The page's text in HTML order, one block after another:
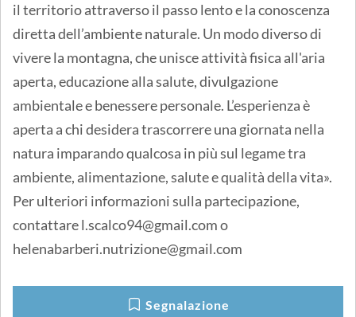
il territorio attraverso il passo lento e la conoscenza
diretta dell’ambiente naturale. Un modo diverso di
vivere la montagna, che unisce attività fisica all'aria
aperta, educazione alla salute, divulgazione
ambientale e benessere personale. L’esperienza è
aperta a chi desidera trascorrere una giornata nella
natura imparando qualcosa in più sul legame tra
ambiente, alimentazione, salute e qualità della vita».
Per ulteriori informazioni sulla partecipazione,
contattare l.scalco94@gmail.com o
helenabarberi.nutrizione@gmail.com
Segnalazione